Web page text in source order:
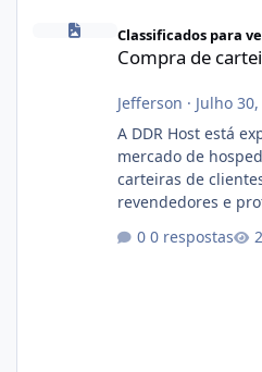
Compra de carteiras de clientes
Classificados para
Compra de
Jefferson · Julho
A DDR Host está
mercado de
carteiras de
revendedores e
operação. Se você
0 respostas